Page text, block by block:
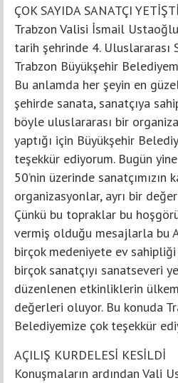
ÇOK SAYIDA SANATÇI YETİŞTİ
Trabzon Valisi İsmail
tarih şehrinde 4. Uluslararası
Trabzon Büyükşehir
Bu anlamda her şeyin en
şehirde sanata, sanatçıya
böyle uluslararası bir
yaptığı için Büyükşehir
teşekkür ediyorum. Bugün
50’nin üzerinde sanatçımızın
organizasyonlar, ayrı bir
Çünkü bu topraklar bu
vermiş olduğu mesajlarla bu
birçok medeniyete ev
birçok sanatçıyı sanatseveri
düzenlenen etkinliklerin
değerleri oluyor. Bu konuda
Belediyemize çok teşekkür
AÇILIŞ KURDELESİ KESİLDİ
Konuşmaların ardından Vali